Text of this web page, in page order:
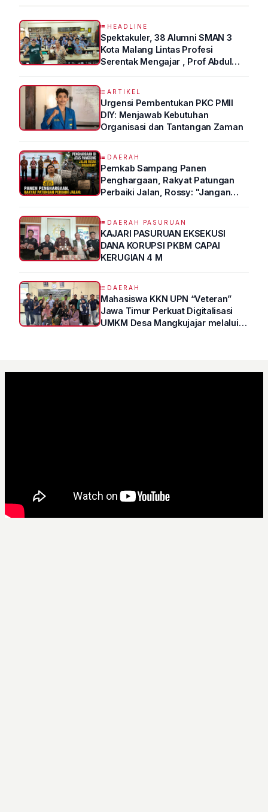
HEADLINE
Spektakuler, 38 Alumni SMAN 3
Kota Malang Lintas Profesi
Serentak Mengajar , Prof Abdul
ARTIKEL
Urgensi Pembentukan PKC PMII
DIY: Menjawab Kebutuhan
Organisasi dan Tantangan Zaman
DAERAH
Pemkab Sampang Panen
Penghargaan, Rakyat Patungan
Perbaiki Jalan, Rossy: "Jangan
DAERAH PASURUAN
KAJARI PASURUAN EKSEKUSI
DANA KORUPSI PKBM CAPAI
KERUGIAN 4 M
DAERAH
Mahasiswa KKN UPN “Veteran”
Jawa Timur Perkuat Digitalisasi
UMKM Desa Mangkujajar melalui